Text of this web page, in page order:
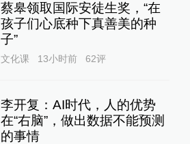
蔡皋领取国际安徒生奖，“在
孩子们心底种下真善美的种
子”
文化课 13小时前 62评
李开复：AI时代，人的优势
在“右脑”，做出数据不能预测
的事情